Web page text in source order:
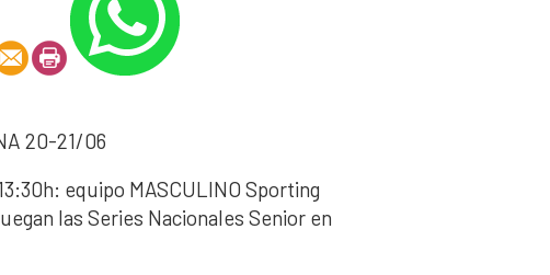
20-21/06
equipo MASCULINO Sporting
las Series Nacionales Senior en